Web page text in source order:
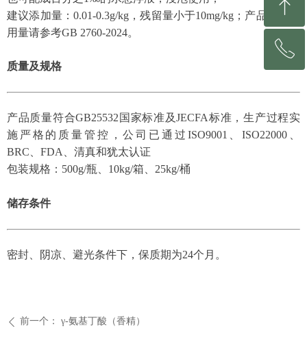
ꄴ 前一个： γ-氨基丁酸（香精）
建议添加量：0.01-0.3g/kg，残留量小于10mg/kg；产品具体使
用量请参考GB 2760-2024。
质量及规格
产品质量符合GB25532国家标准及JECFA标准，生产过程实
施严格的质量管控，公司已通过ISO9001、ISO22000、
BRC、FDA、清真和犹太认证
包装规格：500g/瓶、10kg/箱、25kg/桶
储存条件
密封、阴凉、避光条件下，保质期为24个月。
ꁸ
回到顶部
ꂅ
0531-81213153